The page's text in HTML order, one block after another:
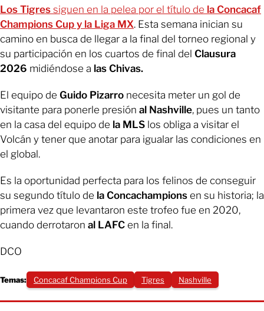
Los Tigres siguen en la pelea por el título de la Concacaf
Champions Cup y la Liga MX. Esta semana inician su
camino en busca de llegar a la final del torneo regional y
su participación en los cuartos de final del Clausura
2026 midiéndose a las Chivas.
El equipo de Guido Pizarro necesita meter un gol de
visitante para ponerle presión al Nashville, pues un tanto
en la casa del equipo de la MLS los obliga a visitar el
Volcán y tener que anotar para igualar las condiciones en
el global.
Es la oportunidad perfecta para los felinos de conseguir
su segundo título de la Concachampions en su historia; la
primera vez que levantaron este trofeo fue en 2020,
cuando derrotaron al LAFC en la final.
DCO
Temas: Concacaf Champions Cup Tigres Nashville